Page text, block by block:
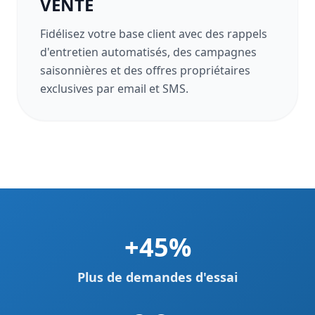
Fidélisez votre base client avec des rappels
d'entretien automatisés, des campagnes
saisonnières et des offres propriétaires
exclusives par email et SMS.
+45%
Plus de demandes d'essai